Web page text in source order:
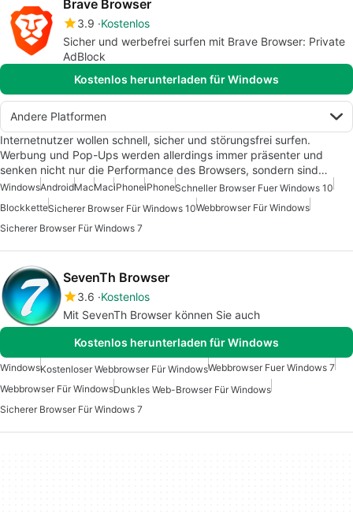
Brave Browser
3.9 Kostenlos
Sicher und werbefrei surfen mit Brave Browser: Private
AdBlock
Kostenlos herunterladen für Windows
Andere Platformen
Internetnutzer wollen schnell, sicher und störungsfrei surfen.
Werbung und Pop-Ups werden allerdings immer präsenter und
senken nicht nur die Performance des Browsers, sondern sind…
WindowsAndroidMacMaciPhoneiPhoneSchneller Browser Fuer Windows 10
BlockketteSicherer Browser Für Windows 10Webbrowser Für Windows
Sicherer Browser Für Windows 7
SevenTh Browser
3.6 Kostenlos
Mit SevenTh Browser können Sie auch
Kostenlos herunterladen für Windows
WindowsKostenloser Webbrowser Für WindowsWebbrowser Fuer Windows 7
Webbrowser Für WindowsDunkles Web-Browser Für Windows
Sicherer Browser Für Windows 7